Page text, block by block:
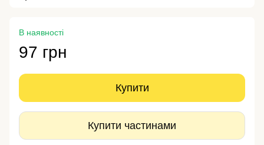
В наявності
97 грн
Купити
Купити частинами